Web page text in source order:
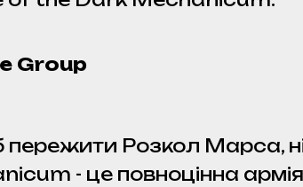
Group
Розкол Марса,
- це повноцінна армія